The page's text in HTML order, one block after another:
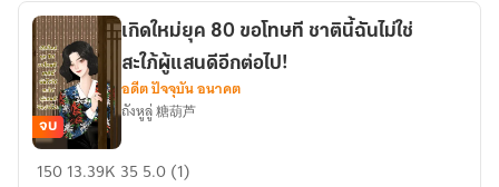
ร้าย
แสงจันทร์
ขาว
เกิด
จบ
เกิดใหม่ยุค 80 ขอโทษที ชาตินี้ฉันไม่ใช่
สะใภ้ผู้แสนดีอีกต่อไป!
อดีต ปัจจุบัน อนาคต
ถังหูลู่ 糖葫芦
15013.39K 35 5.0 (1)